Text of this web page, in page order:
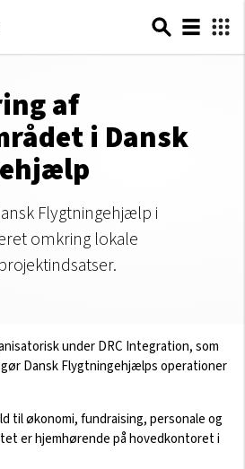
af
i Dansk
Flygtningehjælp i
omkring lokale
under DRC Integration, som
Dansk Flygtningehjælps operationer
til økonomi, fundraising, personale og
er hjemhørende på hovedkontoret i